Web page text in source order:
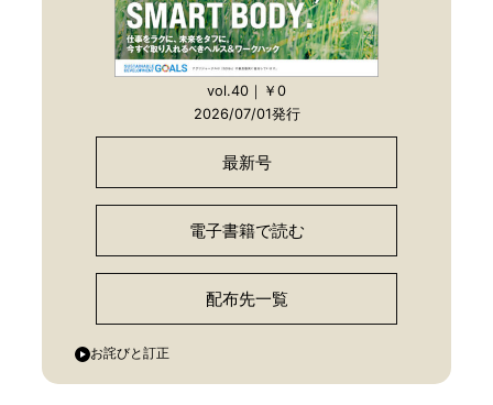
vol.40｜￥0
2026/07/01発行
最新号
電子書籍で読む
配布先一覧
お詫びと訂正